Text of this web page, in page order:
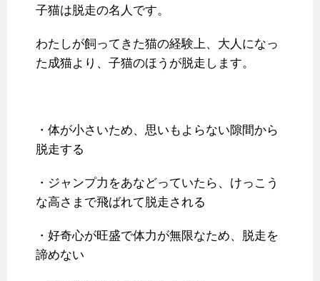
子猫は脱走の名人です。
わたしが飼ってきた猫の経験上、大人になっ
た成猫より、子猫のほうが脱走します。
・体が小さいため、思いもよらない隙間から
脱走する
・ジャンプ力をあなどっていたら、けっこう
な高さまで飛ばれて脱走される
・好奇心が旺盛で体力が無限なため、脱走を
諦めない